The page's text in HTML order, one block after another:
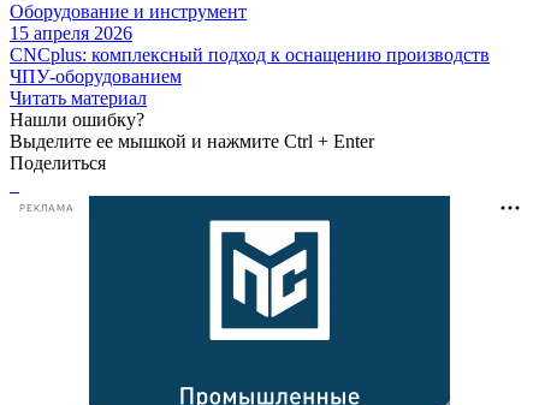
Оборудование и инструмент
15 апреля 2026
CNCplus: комплексный подход к оснащению производств
ЧПУ-оборудованием
Читать материал
Нашли ошибку?
Выделите ее мышкой и нажмите Ctrl + Enter
Поделиться
РЕКЛАМА